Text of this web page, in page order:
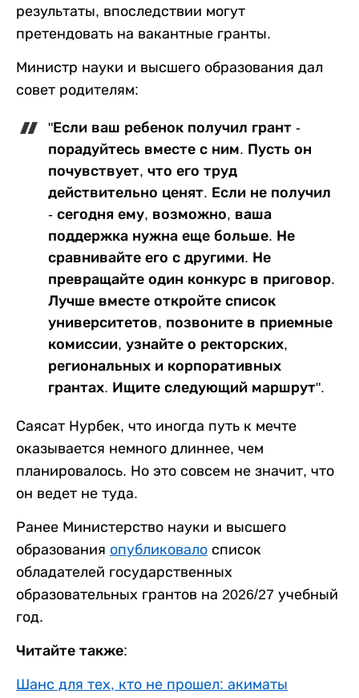
результаты, впоследствии могут
претендовать на вакантные гранты.
Министр науки и высшего образования дал
совет родителям:
"Если ваш ребенок получил грант -
порадуйтесь вместе с ним. Пусть он
почувствует, что его труд
действительно ценят. Если не получил
- сегодня ему, возможно, ваша
поддержка нужна еще больше. Не
сравнивайте его с другими. Не
превращайте один конкурс в приговор.
Лучше вместе откройте список
университетов, позвоните в приемные
комиссии, узнайте о ректорских,
региональных и корпоративных
грантах. Ищите следующий маршрут".
Саясат Нурбек, что иногда путь к мечте
оказывается немного длиннее, чем
планировалось. Но это совсем не значит, что
он ведет не туда.
Ранее Министерство науки и высшего
образования опубликовало список
обладателей государственных
образовательных грантов на 2026/27 учебный
год.
Читайте также:
Шанс для тех, кто не прошел: акиматы